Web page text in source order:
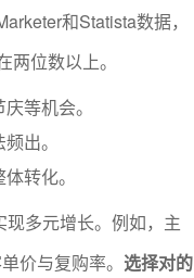
和Statista数据，
位数以上。
等机会。
出。
转化。
现多元增长。例如，主
价与复购率。 选择对的